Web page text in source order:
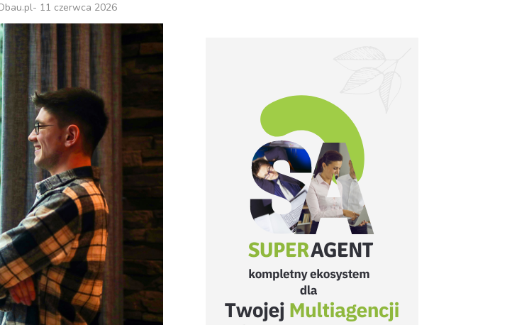
- 11 czerwca 2026